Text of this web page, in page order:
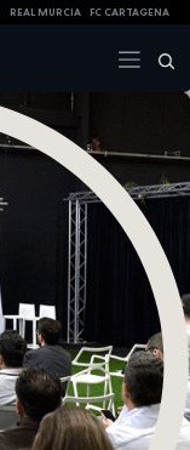
REAL MURCIA FC CARTAGENA